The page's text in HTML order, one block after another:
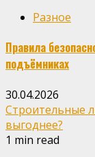
Разное
Правила
подъёмниках
30.04.2026
Строительные
выгоднее?
1 min read